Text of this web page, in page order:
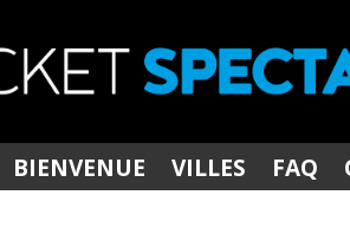
BIENVENUE VILLES FAQ